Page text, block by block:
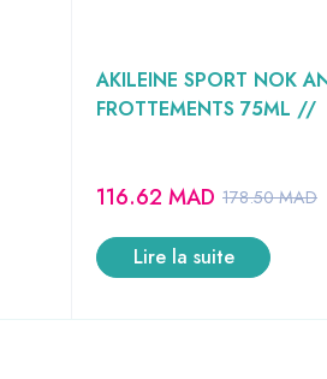
AKILEINE SPORT NOK
FROTTEMENTS 75ML //
178.50MAD
116.62 MAD
Lire la suite